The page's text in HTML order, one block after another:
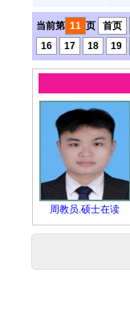
当前第 11 页 首页
16
17 18 19
周教员.硕士在读